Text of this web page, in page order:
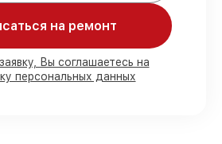
Pard готовы к установке в
Дону, остальные доступны
заказа
запчасти Pard и надёжные
на ремонт
Вы соглашаетесь на
персональных данных